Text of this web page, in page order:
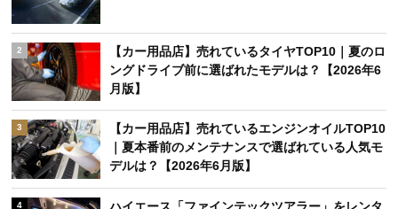
2
【カー用品店】売れているタイヤTOP10｜夏のロ
ングドライブ前に選ばれたモデルは？【2026年6
月版】
3
【カー用品店】売れているエンジンオイルTOP10
｜夏本番前のメンテナンスで選ばれている人気モ
デルは？【2026年6月版】
4